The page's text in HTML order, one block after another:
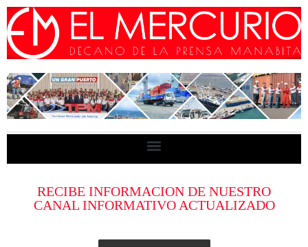
RECIBE INFORMACION DE NUESTRO
CANAL INFORMATIVO ACTUALIZADO